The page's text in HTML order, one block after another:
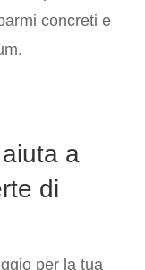
concreti e
a
di
per la tua